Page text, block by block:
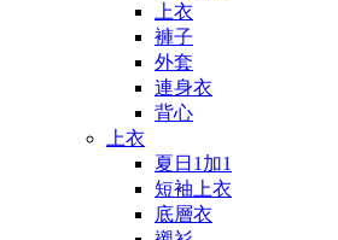
上衣
褲子
外套
連身衣
背心
上衣
夏日1加1
短袖上衣
底層衣